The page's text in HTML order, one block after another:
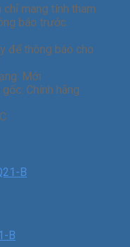
mang tính tham
báo trước.
để thông báo cho
Mới
gốc: Chính hãng
B